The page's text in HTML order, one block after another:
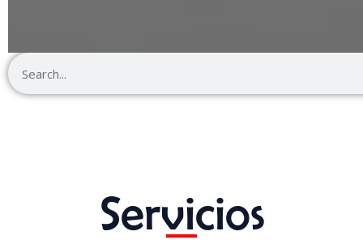
Search
Servicios